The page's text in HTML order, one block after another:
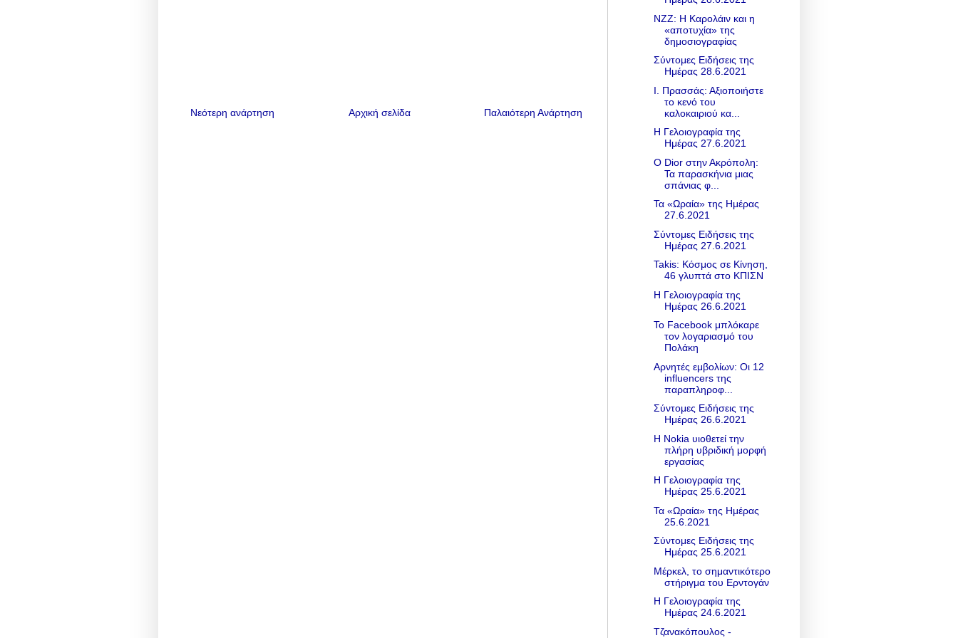
Νεότερη ανάρτηση Παλαιότερη Ανάρτηση
Αρχική σελίδα
NZZ: Η Καρολάιν και η
«αποτυχία» της
δημοσιογραφίας
Σύντομες Ειδήσεις της
Ημέρας 28.6.2021
Ι. Πρασσάς: Αξιοποιήστε
το κενό του
καλοκαιριού κα...
Η Γελοιογραφία της
Ημέρας 27.6.2021
Ο Dior στην Ακρόπολη:
Τα παρασκήνια μιας
σπάνιας φ...
Τα «Ωραία» της Ημέρας
27.6.2021
Σύντομες Ειδήσεις της
Ημέρας 27.6.2021
Takis: Κόσμος σε Κίνηση,
46 γλυπτά στο ΚΠΙΣΝ
Η Γελοιογραφία της
Ημέρας 26.6.2021
Το Facebook μπλόκαρε
τον λογαριασμό του
Πολάκη
Αρνητές εμβολίων: Οι 12
influencers της
παραπληροφ...
Σύντομες Ειδήσεις της
Ημέρας 26.6.2021
Η Nokia υιοθετεί την
πλήρη υβριδική μορφή
εργασίας
Η Γελοιογραφία της
Ημέρας 25.6.2021
Τα «Ωραία» της Ημέρας
25.6.2021
Σύντομες Ειδήσεις της
Ημέρας 25.6.2021
Μέρκελ, το σημαντικότερο
στήριγμα του Ερντογάν
Η Γελοιογραφία της
Ημέρας 24.6.2021
Τζανακόπουλος -